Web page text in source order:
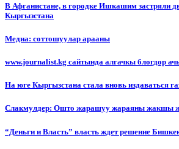
В Афганистане, в городке Ишкашим застряли
Кыргызстана
Медиа: соттошуулар арааны
www.journalist.kg сайтында алгачкы блогдор
На юге Кыргызстана стала вновь издаваться
Слакмулдер: Ошто жарашуу жараяны жакшы
“Деньги и Власть” власть ждет решение